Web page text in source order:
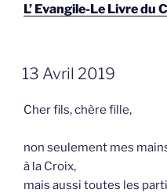
L’ Evangile-Le Livre du
GEPLAATST
OP
13 Avril 2019
Cher fils, chère fille,
non seulement mes
à la Croix,
mais aussi toutes les